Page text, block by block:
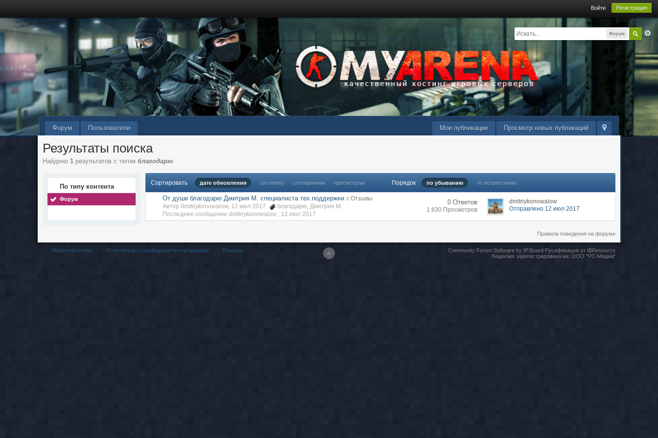
Войти Регистрация
Форум
Просмотр новых публикаций
Мои публикации
Форум Пользователи
Результаты поиска
Найдено 1 результатов с тегомблагодарю
По типу контента
Форум
Сортировать дате обновления заголовку сообщениям просмотрам Порядок по убыванию по возрастанию
От души благодарю Дмитрия М. специалиста тех.поддержки в Отзывы
Автор dmitriykonowalow, 12 июл 2017
благодарю,Дмитрия М.
Последнее сообщение dmitriykonowalow , 12 июл 2017
0 Ответов
1 830 Просмотров
dmitriykonowalow
Отправлено 12 июл 2017
Правила поведения на форуме
Изменить стиль Отметить все сообщения прочитанными Помощь Community Forum Software by IP.BoardРусификация от IBResource
Лицензия зарегистрирована на: ООО "РС-Медиа"